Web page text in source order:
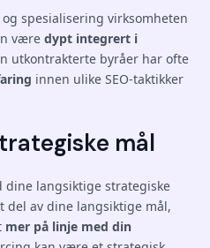
spesialisering virksomheten
være dypt integrert i
utkontrakterte byråer har ofte
innen ulike SEO-taktikker
mål
dine langsiktige strategiske
del av dine langsiktige mål,
mer på linje med din